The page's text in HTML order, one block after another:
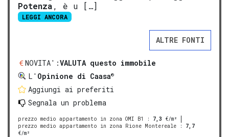
Potenza, è u […]
LEGGI ANCORA
ALTRE FONTI
NOVITA':VALUTA questo immobile
L' Opinione di Caasa®
Aggiungi ai preferiti
Segnala un problema
prezzo medio appartamento in zona OMI B1 : 7,3 €/m²
prezzo medio appartamento in zona Rione Montereale : 7,7
€/m²